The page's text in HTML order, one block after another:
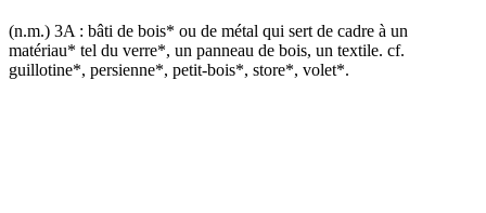
(n.m.) 3A : bâti de bois* ou de métal qui sert de cadre à un
matériau* tel du verre*, un panneau de bois, un textile. cf.
guillotine*, persienne*, petit-bois*, store*, volet*.